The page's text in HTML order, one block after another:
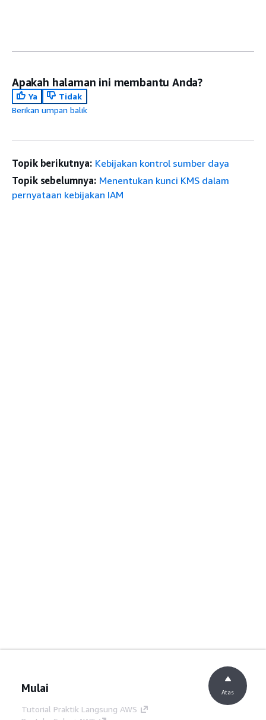
Apakah halaman ini membantu Anda?
Ya
Tidak
Berikan umpan balik
Topik berikutnya: Kebijakan kontrol sumber daya
Topik sebelumnya: Menentukan kunci KMS dalam
pernyataan kebijakan IAM
Mulai
Tutorial Praktik Langsung AWS
Atas